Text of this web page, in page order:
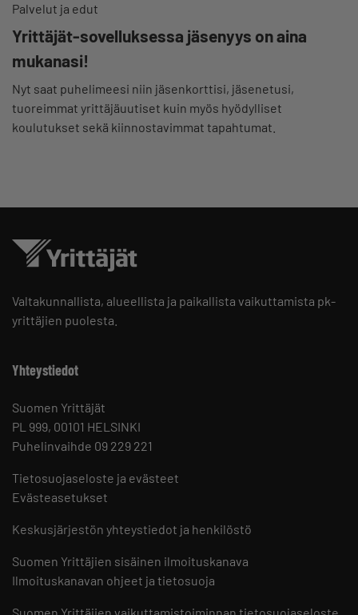
Palvelut ja edut
Yrittäjät-sovelluksessa jäsenyys on aina
mukanasi!
Nyt saat puhelimeesi niin jäsenkorttisi, jäsenetusi,
tuoreimmat yrittäjäuutiset kuin myös hyödylliset
koulutukset sekä kiinnostavimmat tapahtumat.
Valtakunnallista, alueellista ja paikallista vaikuttamista pk-
yrittäjien puolesta.
Yhteystiedot
Suomen Yrittäjät
PL 999, 00101 HELSINKI
Puhelinvaihde 09 229 221
Tietosuojaseloste ja evästeet
Evästeasetukset
Keskusjärjestön yhteystiedot ja henkilöstö
Suomen Yrittäjien sisäinen ilmoituskanava
Ilmoituskanavan ohjeet ja tietosuoja